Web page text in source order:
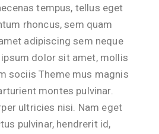
tempus, tellus eget
rhoncus, sem quam
adipiscing sem neque
dolor sit amet, mollis
sociis Theme mus magnis
montes pulvinar.
ultricies nisi. Nam eget
pulvinar, hendrerit id,